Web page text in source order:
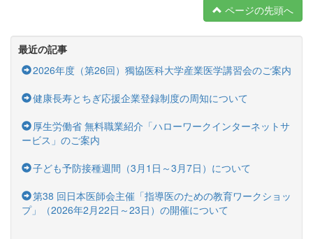
ページの先頭へ
最近の記事
2026年度（第26回）獨協医科大学産業医学講習会のご案内
健康長寿とちぎ応援企業登録制度の周知について
厚生労働省 無料職業紹介「ハローワークインターネットサ
ービス」のご案内
子ども予防接種週間（3月1日～3月7日）について
第38 回日本医師会主催「指導医のための教育ワークショッ
プ」（2026年2月22日～23日）の開催について